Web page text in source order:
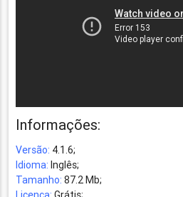
Informações:
Versão: 4.1.6;
Idioma: Inglês;
Tamanho: 87.2 Mb;